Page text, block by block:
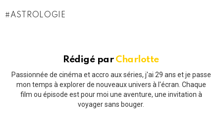
ASTROLOGIE
Rédigé par Charlotte
Passionnée de cinéma et accro aux séries, j'ai 29 ans et je passe
mon temps à explorer de nouveaux univers à l'écran. Chaque
film ou épisode est pour moi une aventure, une invitation à
voyager sans bouger.